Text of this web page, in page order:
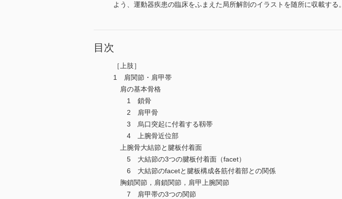
よう、運動器疾患の臨床をふまえた局所解剖のイラストを随所に収載する。
目次
［上肢］
1 肩関節・肩甲帯
肩の基本骨格
1 鎖骨
2 肩甲骨
3 烏口突起に付着する靱帯
4 上腕骨近位部
上腕骨大結節と腱板付着面
5 大結節の3つの腱板付着面（facet）
6 大結節のfacetと腱板構成各筋付着部との関係
胸鎖関節，肩鎖関節，肩甲上腕関節
7 肩甲帯の3つの関節